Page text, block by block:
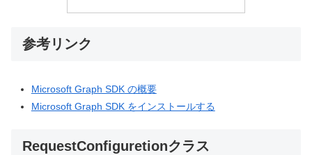
参考リンク
Microsoft Graph SDK の概要
Microsoft Graph SDK をインストールする
RequestConfiguretionクラス